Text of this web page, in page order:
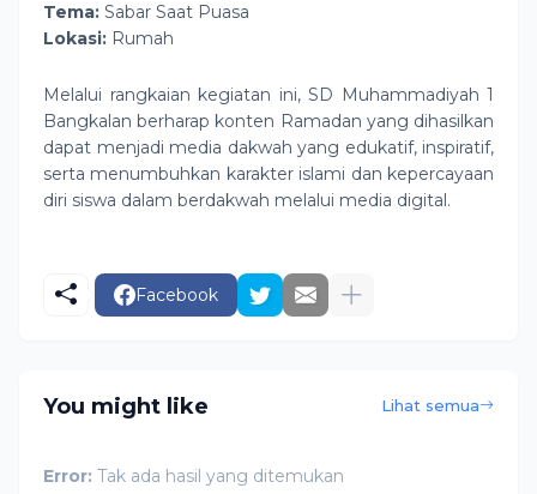
Tema: Sabar Saat Puasa
Lokasi: Rumah
Melalui rangkaian kegiatan ini, SD Muhammadiyah 1
Bangkalan berharap konten Ramadan yang dihasilkan
dapat menjadi media dakwah yang edukatif, inspiratif,
serta menumbuhkan karakter islami dan kepercayaan
diri siswa dalam berdakwah melalui media digital.
Facebook
You might like Lihat semua
Error: Tak ada hasil yang ditemukan